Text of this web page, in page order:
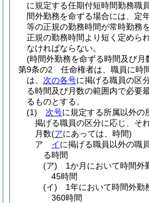
に規定する任期付短時間勤務職
間外勤務を命ずる場合には、定
等の正規の勤務時間が常時勤務
正規の勤務時間より短く定めら
なければならない。
(時間外勤務を命ずる時間及び月
第9条の2
任命権者は、職員に時
は、 次の各号に掲げる職員の区
る時間及び月数の範囲内で必要
るものとする。
(1)
次号に規定する所属以外
掲げる職員の区分に応じ、そ
月数(アにあっては、時間)
ア
イに掲げる職員以外の
る時間
(ア)
1か月において時間外
45時間
(イ)
1年において時間外勤
360時間